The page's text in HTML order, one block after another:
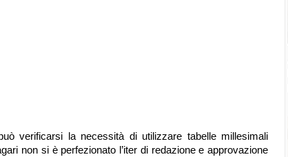
verificarsi la necessità di utilizzare tabelle millesimali
non si è perfezionato l’iter di redazione e approvazione